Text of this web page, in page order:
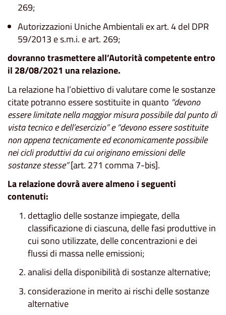
269;
Autorizzazioni Uniche Ambientali ex art. 4 del DPR
59/2013 e s.m.i. e art. 269;
dovranno trasmettere all’Autorità competente entro
il 28/08/2021 una relazione.
La relazione ha l’obiettivo di valutare come le sostanze
citate potranno essere sostituite in quanto “devono
essere limitate nella maggior misura possibile dal punto di
vista tecnico e dell’esercizio” e “devono essere sostituite
non appena tecnicamente ed economicamente possibile
nei cicli produttivi da cui originano emissioni delle
sostanze stesse”[art. 271 comma 7-bis].
La relazione dovrà avere almeno i seguenti
contenuti:
dettaglio delle sostanze impiegate, della
classificazione di ciascuna, delle fasi produttive in
cui sono utilizzate, delle concentrazioni e dei
flussi di massa nelle emissioni;
analisi della disponibilità di sostanze alternative;
considerazione in merito ai rischi delle sostanze
alternative